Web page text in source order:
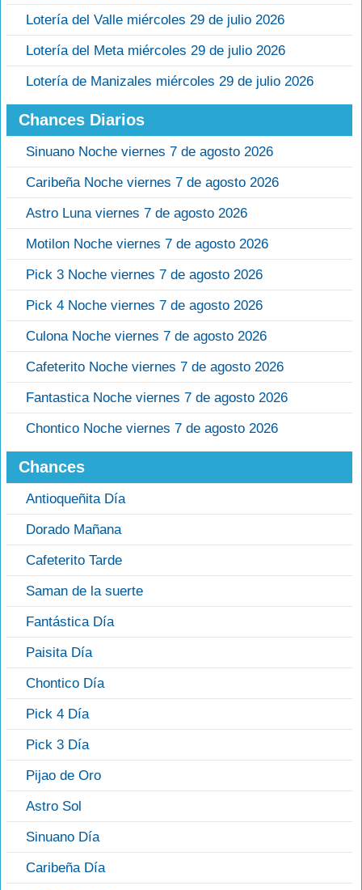
Lotería del Valle miércoles 29 de julio 2026
Lotería del Meta miércoles 29 de julio 2026
Lotería de Manizales miércoles 29 de julio 2026
Chances Diarios
Sinuano Noche viernes 7 de agosto 2026
Caribeña Noche viernes 7 de agosto 2026
Astro Luna viernes 7 de agosto 2026
Motilon Noche viernes 7 de agosto 2026
Pick 3 Noche viernes 7 de agosto 2026
Pick 4 Noche viernes 7 de agosto 2026
Culona Noche viernes 7 de agosto 2026
Cafeterito Noche viernes 7 de agosto 2026
Fantastica Noche viernes 7 de agosto 2026
Chontico Noche viernes 7 de agosto 2026
Chances
Antioqueñita Día
Dorado Mañana
Cafeterito Tarde
Saman de la suerte
Fantástica Día
Paisita Día
Chontico Día
Pick 4 Día
Pick 3 Día
Pijao de Oro
Astro Sol
Sinuano Día
Caribeña Día